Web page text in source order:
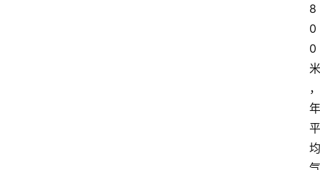
8
0
0
米
，
年
平
均